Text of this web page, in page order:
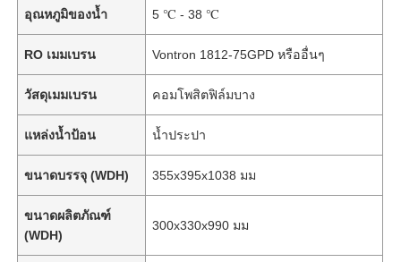
ผลิตภัณฑ์
อุณหภูมิของน้ำ 5 ℃ - 38 ℃
RO เมมเบรน Vontron 1812-75GPD หรืออื่นๆ
วัสดุเมมเบรน คอมโพสิตฟิล์มบาง
แหล่งน้ำป้อน น้ำประปา
ขนาดบรรจุ (WDH) 355x395x1038 มม
ขนาดผลิตภัณฑ์
(WDH)
300x330x990 มม